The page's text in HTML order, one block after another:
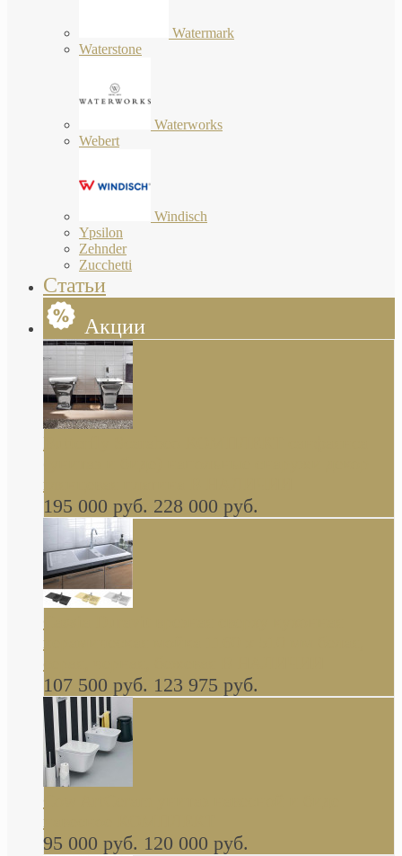
Watermark
Waterstone
Waterworks
Webert
Windisch
Ypsilon
Zehnder
Zucchetti
Статьи
Акции
Butterfly Scarabeo КОМПЛЕКТ санфаянса
глянцевая платина В НАЛИЧИИ
195 000 руб. 228 000 руб.
керамическая мойка 1160 x 510 мм белая,
серая, черная, бежевая В НАЛИЧИИ
107 500 руб. 123 975 руб.
навесное КОМПЛЕКТ
95 000 руб. 120 000 руб.